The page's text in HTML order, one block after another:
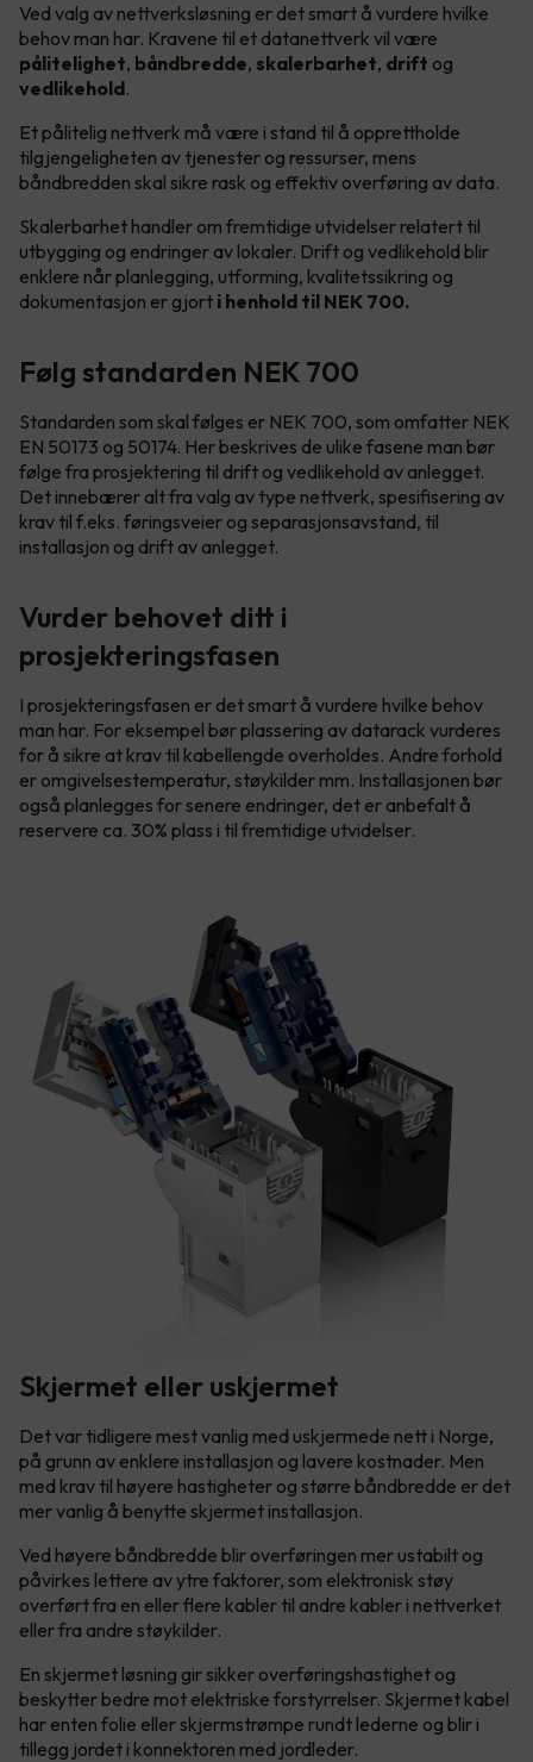
Ved valg av nettverksløsning er det smart å vurdere hvilke
behov man har. Kravene til et datanettverk vil være
pålitelighet, båndbredde, skalerbarhet, drift og
vedlikehold.
Et pålitelig nettverk må være i stand til å opprettholde
tilgjengeligheten av tjenester og ressurser, mens
båndbredden skal sikre rask og effektiv overføring av data.
Skalerbarhet handler om fremtidige utvidelser relatert til
utbygging og endringer av lokaler. Drift og vedlikehold blir
enklere når planlegging, utforming, kvalitetssikring og
dokumentasjon er gjort i henhold til NEK 700.
Følg standarden NEK 700
Standarden som skal følges er NEK 700, som omfatter NEK
EN 50173 og 50174. Her beskrives de ulike fasene man bør
følge fra prosjektering til drift og vedlikehold av anlegget.
Det innebærer alt fra valg av type nettverk, spesifisering av
krav til f.eks. føringsveier og separasjonsavstand, til
installasjon og drift av anlegget.
Vurder behovet ditt i
prosjekteringsfasen
I prosjekteringsfasen er det smart å vurdere hvilke behov
man har. For eksempel bør plassering av datarack vurderes
for å sikre at krav til kabellengde overholdes. Andre forhold
er omgivelsestemperatur, støykilder mm. Installasjonen bør
også planlegges for senere endringer, det er anbefalt å
reservere ca. 30% plass i til fremtidige utvidelser.
Skjermet eller uskjermet
Det var tidligere mest vanlig med uskjermede nett i Norge,
på grunn av enklere installasjon og lavere kostnader. Men
med krav til høyere hastigheter og større båndbredde er det
mer vanlig å benytte skjermet installasjon.
Ved høyere båndbredde blir overføringen mer ustabilt og
påvirkes lettere av ytre faktorer, som elektronisk støy
overført fra en eller flere kabler til andre kabler i nettverket
eller fra andre støykilder.
En skjermet løsning gir sikker overføringshastighet og
beskytter bedre mot elektriske forstyrrelser. Skjermet kabel
har enten folie eller skjermstrømpe rundt lederne og blir i
tillegg jordet i konnektoren med jordleder.